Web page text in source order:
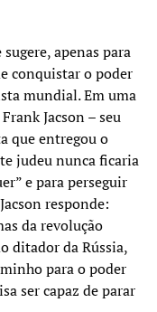
apenas para
conquistar o poder
mundial. Em uma
Jacson – seu
que entregou o
judeu nunca ficaria
e para perseguir
responde:
da revolução
ditador da Rússia,
para o poder
ser capaz de parar